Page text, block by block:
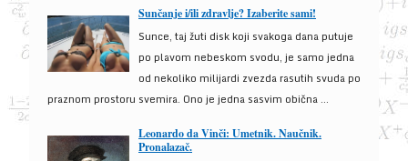
Sunčanje i/ili zdravlje? Izaberite sami!
Sunce, taj žuti disk koji svakoga dana putuje
po plavom nebeskom svodu, je samo jedna
od nekoliko milijardi zvezda rasutih svuda po
praznom prostoru svemira. Ono je jedna sasvim obična ...
Leonardo da Vinči: Umetnik. Naučnik.
Pronalazač.